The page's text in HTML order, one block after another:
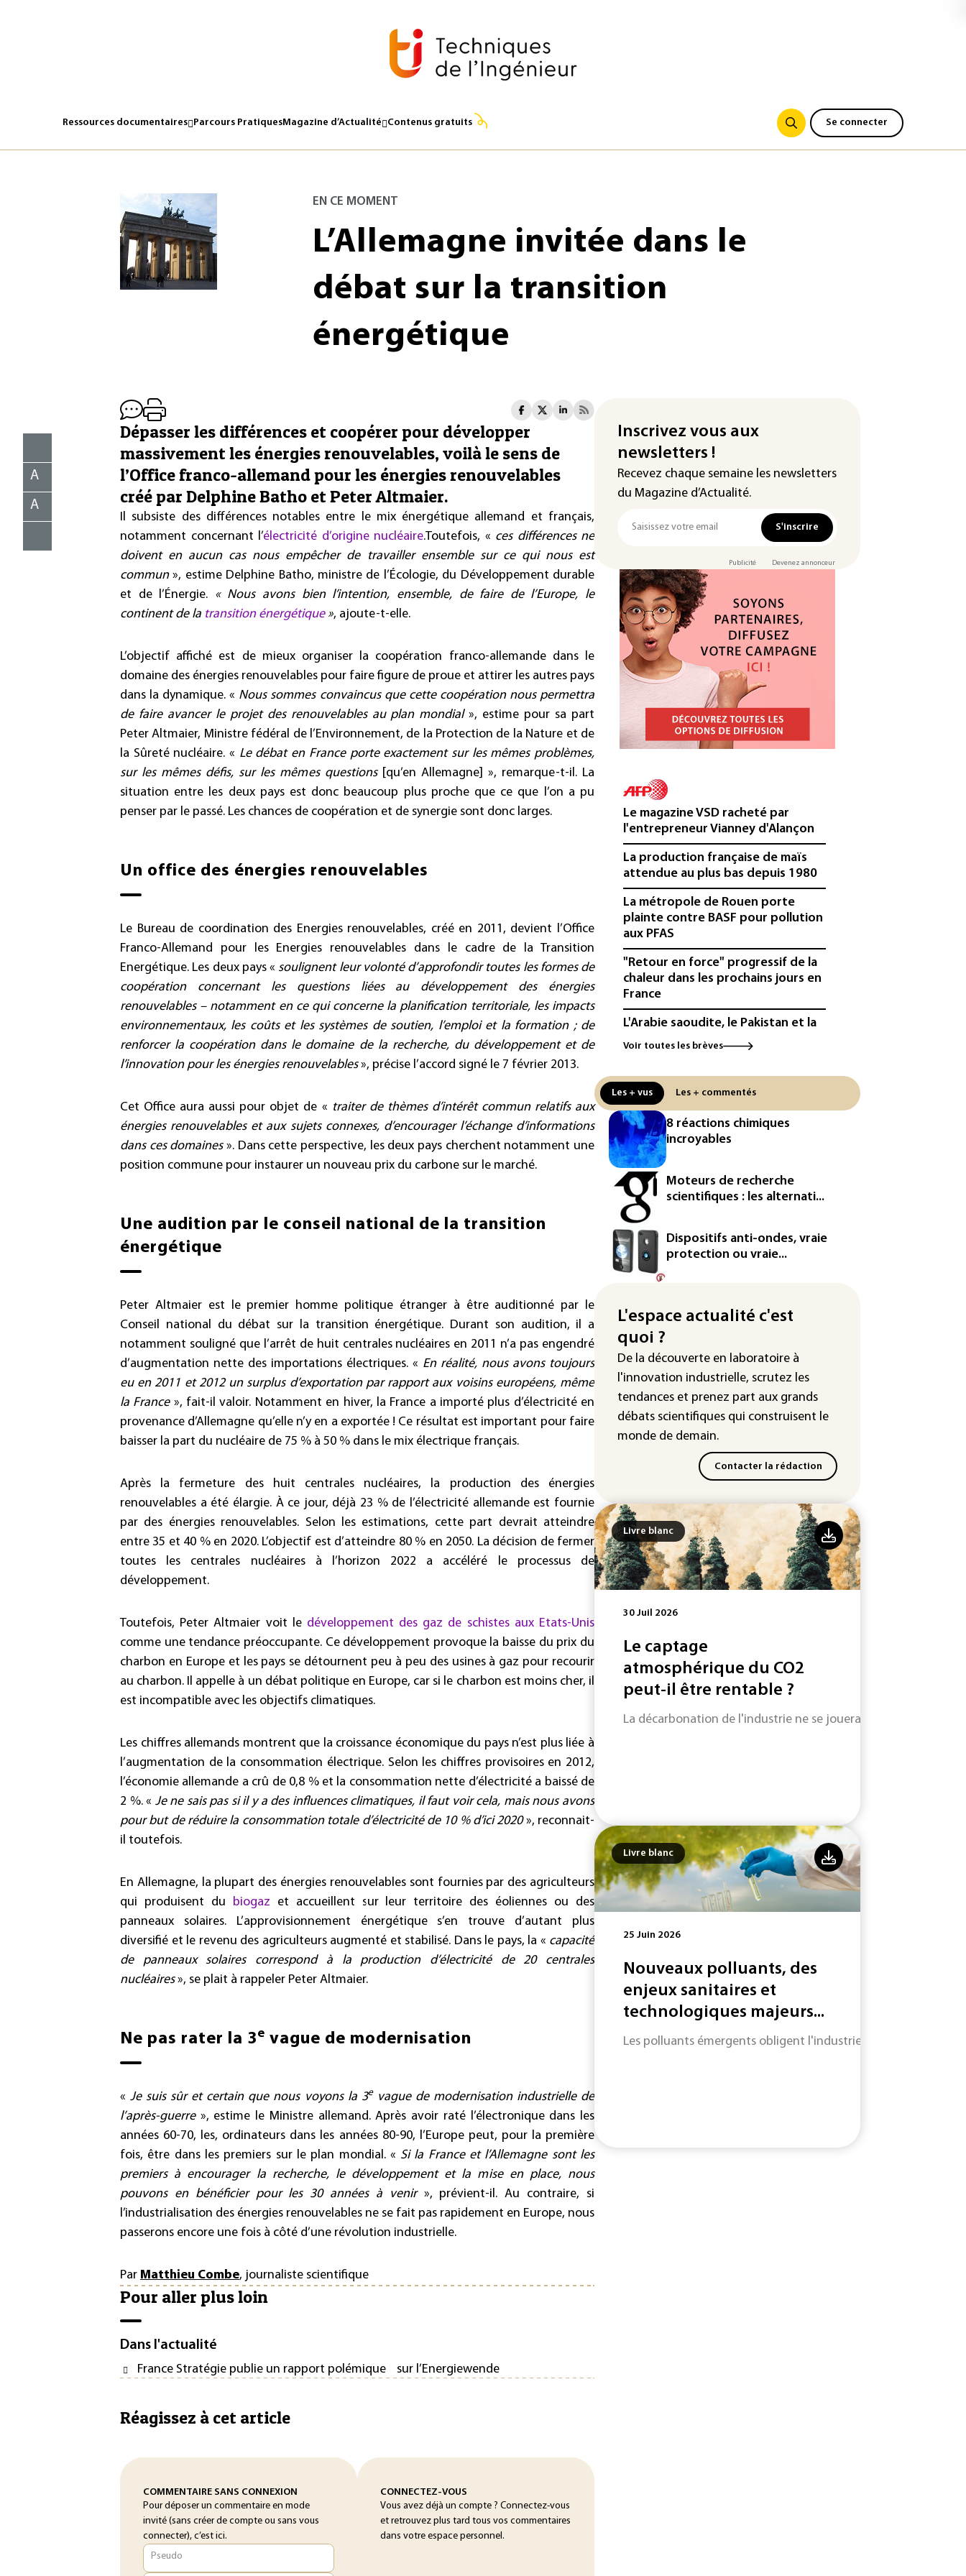
Ressources documentaires Parcours PratiquesMagazine d’Actualité Contenus gratuits Se connecter
EN CE MOMENT
L’Allemagne invitée dans le
débat sur la transition
énergétique
A
A
Dépasser les différences et coopérer pour développer
massivement les énergies renouvelables, voilà le sens de
l’Office franco-allemand pour les énergies renouvelables
créé par Delphine Batho et Peter Altmaier.
Il subsiste des différences notables entre le mix énergétique allemand et français,
notamment concernant l’électricité d’origine nucléaire.Toutefois, « ces différences ne
doivent en aucun cas nous empêcher de travailler ensemble sur ce qui nous est
commun», estime Delphine Batho, ministre de l’Écologie, du Développement durable
et de l’Énergie. « Nous avons bien l’intention, ensemble, de faire de l’Europe, le
continent de la transition énergétique», ajoute-t-elle.
L’objectif affiché est de mieux organiser la coopération franco-allemande dans le
domaine des énergies renouvelables pour faire figure de proue et attirer les autres pays
dans la dynamique. « Nous sommes convaincus que cette coopération nous permettra
de faire avancer le projet des renouvelables au plan mondial», estime pour sa part
Peter Altmaier, Ministre fédéral de l’Environnement, de la Protection de la Nature et de
la Sûreté nucléaire. « Ledébat en France porte exactement sur les mêmes problèmes,
sur les mêmes défis, sur les mêmes questions[qu’en Allemagne] », remarque-t-il. La
situation entre les deux pays est donc beaucoup plus proche que ce que l’on a pu
penser par le passé. Les chances de coopération et de synergie sont donc larges.
Un office des énergies renouvelables
Le Bureau de coordination des Energies renouvelables, créé en 2011, devient l’Office
Franco-Allemand pour les Energies renouvelables dans le cadre de la Transition
Energétique. Les deux pays « soulignent leur volonté d’approfondir toutes les formes de
coopération concernant les questions liées au développement des énergies
renouvelables – notamment en ce qui concerne la planification territoriale, les impacts
environnementaux, les coûts et les systèmes de soutien, l’emploi et la formation ; de
renforcer la coopération dans le domaine de la recherche, du développement et de
l’innovation pour les énergies renouvelables», précise l’accord signé le 7 février 2013.
Cet Office aura aussi pour objet de « traiter de thèmes d’intérêt commun relatifs aux
énergies renouvelables et aux sujets connexes, d’encourager l’échange d’informations
dans ces domaines». Dans cette perspective, les deux pays cherchent notamment une
position commune pour instaurer un nouveau prix du carbone sur le marché.
Une audition par le conseil national de la transition
énergétique
Peter Altmaier est le premier homme politique étranger à être auditionné par le
Conseil national du débat sur la transition énergétique. Durant son audition, il a
notamment souligné que l’arrêt de huit centrales nucléaires en 2011 n’a pas engendré
d’augmentation nette des importations électriques. « En réalité, nous avons toujours
eu en 2011 et 2012 un surplus d’exportation par rapport aux voisins européens, même
la France», fait-il valoir. Notamment en hiver, la France a importé plus d’électricité en
provenance d’Allemagne qu’elle n’y en a exportée ! Ce résultat est important pour faire
baisser la part du nucléaire de 75 % à 50 % dans le mix électrique français.
Après la fermeture des huit centrales nucléaires, la production des énergies
renouvelables a été élargie. À ce jour, déjà 23 % de l’électricité allemande est fournie
par des énergies renouvelables. Selon les estimations, cette part devrait atteindre
entre 35 et 40 % en 2020. L’objectif est d’atteindre 80 % en 2050. La décision de fermer
toutes les centrales nucléaires à l’horizon 2022 a accéléré le processus de
développement.
Toutefois, Peter Altmaier voit le développement des gaz de schistes aux Etats-Unis
comme une tendance préoccupante. Ce développement provoque la baisse du prix du
charbon en Europe et les pays se détournent peu à peu des usines à gaz pour recourir
au charbon. Il appelle à un débat politique en Europe, car si le charbon est moins cher, il
est incompatible avec les objectifs climatiques.
Les chiffres allemands montrent que la croissance économique du pays n’est plus liée à
l’augmentation de la consommation électrique. Selon les chiffres provisoires en 2012,
l’économie allemande a crû de 0,8 % et la consommation nette d’électricité a baissé de
2 %. « Je ne sais pas si il y a des influences climatiques, il faut voir cela, mais nous avons
pour but de réduire la consommation totale d’électricité de 10 % d’ici 2020», reconnait-
il toutefois.
En Allemagne, la plupart des énergies renouvelables sont fournies par des agriculteurs
qui produisent du biogaz et accueillent sur leur territoire des éoliennes ou des
panneaux solaires. L’approvisionnement énergétique s’en trouve d’autant plus
diversifié et le revenu des agriculteurs augmenté et stabilisé. Dans le pays, la « capacité
de panneaux solaires correspond à la production d’électricité de 20 centrales
nucléaires», se plait à rappeler Peter Altmaier.
Ne pas rater la 3e vague de modernisation
«Je suis sûr et certain que nous voyons la 3evague de modernisation industrielle de
l’après-guerre», estime le Ministre allemand. Après avoir raté l’électronique dans les
années 60-70, les, ordinateurs dans les années 80-90, l’Europe peut, pour la première
fois, être dans les premiers sur le plan mondial. « Si la France et l’Allemagne sont les
premiers à encourager la recherche, le développement et la mise en place, nous
pouvons en bénéficier pour les 30 années à venir », prévient-il. Au contraire, si
l’industrialisation des énergies renouvelables ne se fait pas rapidement en Europe, nous
passerons encore une fois à côté d’une révolution industrielle.
Par Matthieu Combe, journaliste scientifique
Pour aller plus loin
Dans l'actualité
France Stratégie publie un rapport polémique sur l’Energiewende
Réagissez à cet article
COMMENTAIRE SANS CONNEXION
Pour déposer un commentaire en mode
invité (sans créer de compte ou sans vous
connecter), c’est ici.
Pseudo
CONNECTEZ-VOUS
Vous avez déjà un compte ? Connectez-vous
et retrouvez plus tard tous vos commentaires
dans votre espace personnel.
Inscrivez vous aux
newsletters !
Recevez chaque semaine les newsletters
du Magazine d’Actualité.
S'inscrire
Publicité Devenez annonceur
Le magazine VSD racheté par
l'entrepreneur Vianney d'Alançon
La production française de maïs
attendue au plus bas depuis 1980
La métropole de Rouen porte
plainte contre BASF pour pollution
aux PFAS
"Retour en force" progressif de la
chaleur dans les prochains jours en
France
L'Arabie saoudite, le Pakistan et la
Turquie ont signé un accord de
Le Sri Lanka bloque près de 100
nouveaux sites de paris en ligne
non autorisés
Petrobras: le bénéfice net double
au 2e trimestre 2026, avec la
hausse des prix du pétrole
Mineurs sur les réseaux sociaux:
Meta condamné à verser 567
millions de dollars supplémentaires
au Nouveau-Mexique
Arabie saoudite, Turquie et
accord de défense (source proche
de l'armée)
Réseaux sociaux: une large
majorité d'ados britanniques
compte contourner le couvre-feu
(sondage)
Voir toutes les brèves
Les + vus Les + commentés
8 réactions chimiques
incroyables
Moteurs de recherche
scientifiques : les alternati...
Dispositifs anti-ondes, vraie
protection ou vraie...
L'espace actualité c'est
quoi ?
De la découverte en laboratoire à
l'innovation industrielle, scrutez les
tendances et prenez part aux grands
débats scientifiques qui construisent le
monde de demain.
Contacter la rédaction
Livre blanc
30 Juil 2026
Le captage
atmosphérique du CO2
peut-il être rentable ?
La décarbonation de l'industrie ne se jouera pas uniquement
Livre blanc
25 Juin 2026
Nouveaux polluants, des
enjeux sanitaires et
technologiques majeurs...
Les polluants émergents obligent l'industrie à adapter des